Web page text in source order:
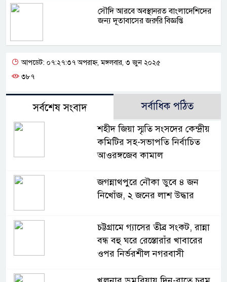
সৌদি আরবে অবস্থানরত বাংলাদেশিদের
জন্য দূতাবাসের জরুরি বিজ্ঞপ্তি
আপডেট: ০৭:২৭:৩৭ অপরাহ্ন, মঙ্গলবার, ৩ জুন ২০২৫
৩৮৭
সর্বশেষ সংবাদ সর্বাধিক পঠিত
শহীদ জিয়া স্মৃতি সংসদের কেন্দ্রীয়
কমিটির সহ-সভাপতি নির্বাচিত
আওরঙ্গজেব কামাল
জগন্নাথপুরে নৌকা ডুবে ৪ জন
নিখোঁজ, ২ জনের লাশ উদ্ধার
চট্টগ্রামে গ্যাসের তীব্র সংকট, রান্না
বন্ধ বহু ঘরে রেস্তোরাঁর খাবারের
ওপর নির্ভরশীল নগরবাসী